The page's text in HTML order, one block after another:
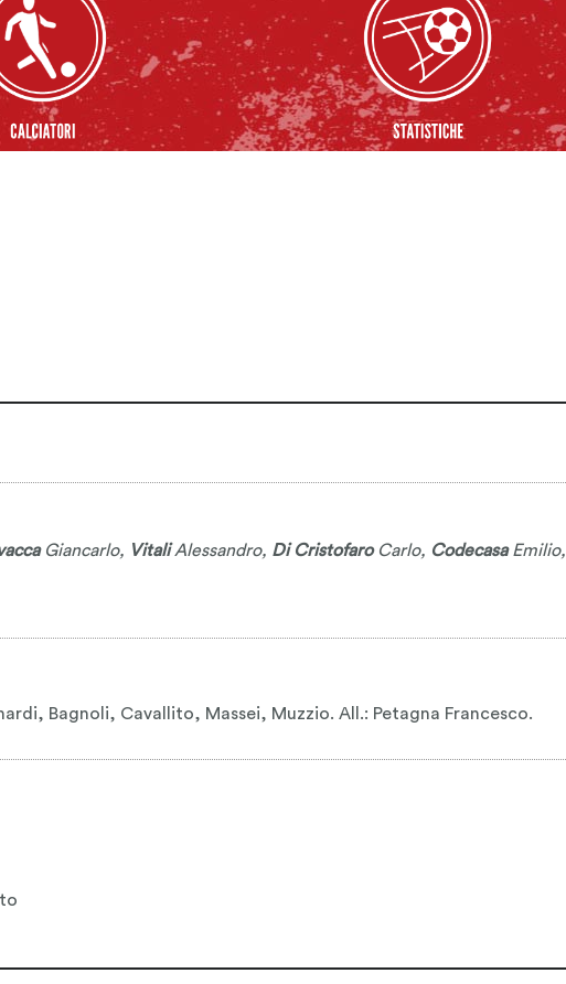
Giancarlo, VitaliAlessandro, Di CristofaroCarlo, CodecasaEmilio,
Bagnoli, Cavallito, Massei, Muzzio. All.: Petagna Francesco.